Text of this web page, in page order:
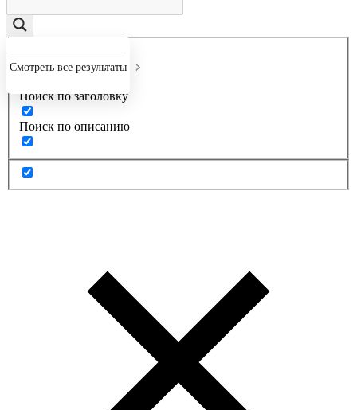
Смотреть все результаты
Точное совпадение
Поиск по заголовку
Поиск по описанию